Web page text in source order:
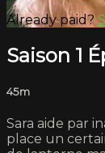
Already paid?
Saison 1
45m
Sara aide par
place un